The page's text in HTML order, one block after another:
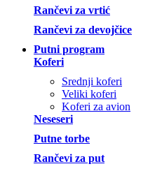
Rančevi za vrtić
Rančevi za devojčice
Putni program
Koferi
Srednji koferi
Veliki koferi
Koferi za avion
Neseseri
Putne torbe
Rančevi za put